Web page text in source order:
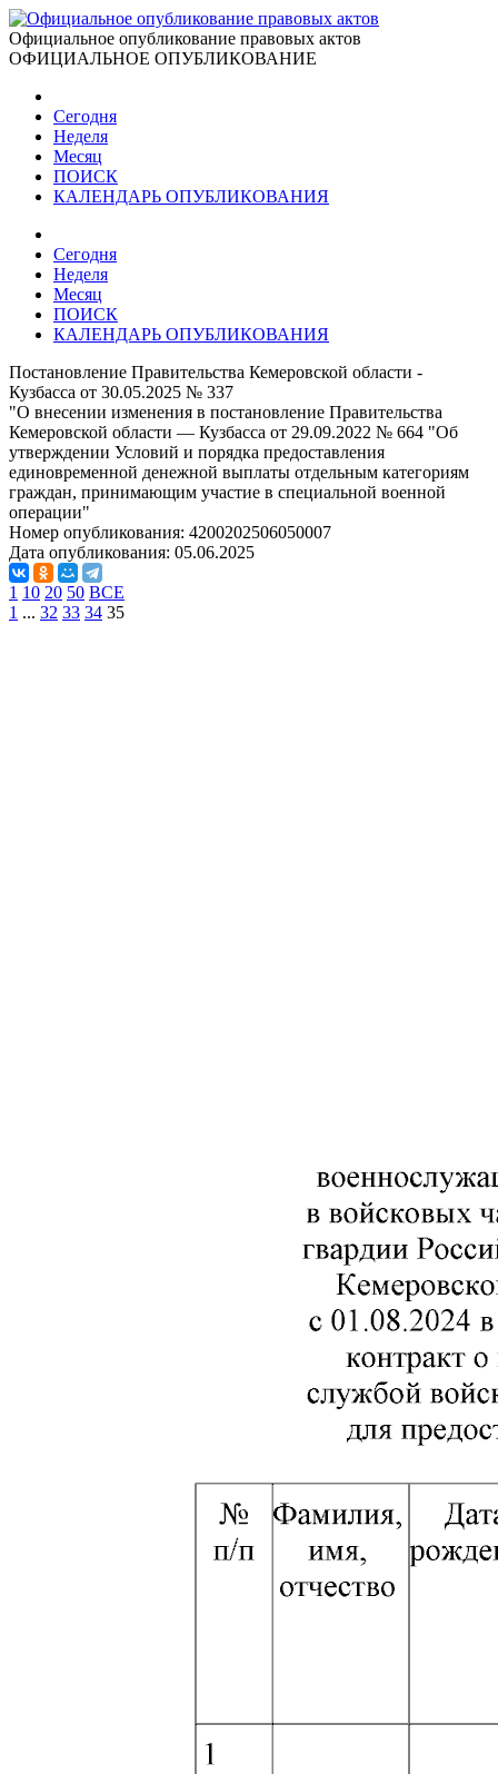
Официальное опубликование правовых актов
ОФИЦИАЛЬНОЕ ОПУБЛИКОВАНИЕ
Сегодня
Неделя
Месяц
ПОИСК
КАЛЕНДАРЬ ОПУБЛИКОВАНИЯ
Сегодня
Неделя
Месяц
ПОИСК
КАЛЕНДАРЬ ОПУБЛИКОВАНИЯ
Постановление Правительства Кемеровской области -
Кузбасса от 30.05.2025 № 337
"О внесении изменения в постановление Правительства
Кемеровской области — Кузбасса от 29.09.2022 № 664 "Об
утверждении Условий и порядка предоставления
единовременной денежной выплаты отдельным категориям
граждан, принимающим участие в специальной военной
операции"
Номер опубликования: 4200202506050007
Дата опубликования: 05.06.2025
1 10 20 50 ВСЕ
1 ... 32 33 34 35